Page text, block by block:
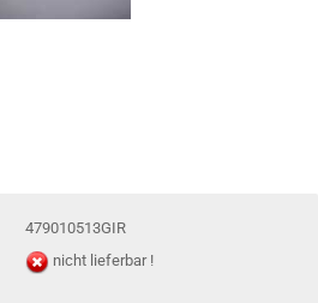
479010513GIR
nicht lieferbar !